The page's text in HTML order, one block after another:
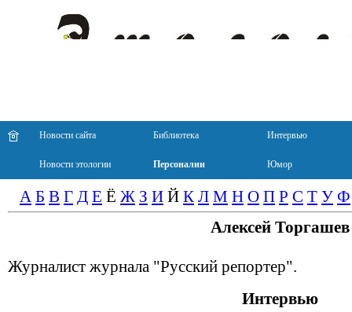
Новости сайта Библиотека Интервью
Новости этологии Персоналии Юмор
А Б В Г Д Е Ё Ж З И Й К Л М Н О П Р С Т У Ф
Алексей Торгашев
Журналист журнала "Русский репортер".
Интервью